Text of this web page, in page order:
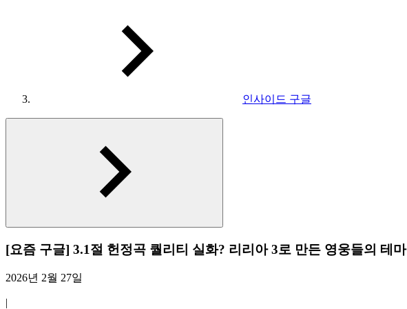
인사이드 구글
[요즘 구글] 3.1절 헌정곡 퀄리티 실화? 리리아 3로 만든 영웅들의 테마
2026년 2월 27일
|